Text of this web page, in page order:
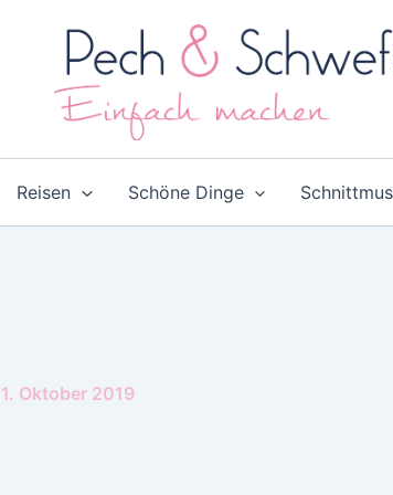
Reisen Schöne Dinge
Oktober 2019